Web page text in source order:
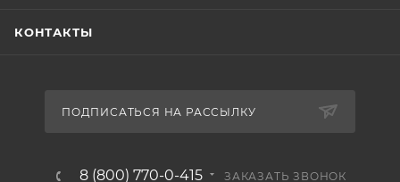
КОНТАКТЫ
ПОДПИСАТЬСЯ НА РАССЫЛКУ
8 (800) 770-0-415 ЗАКАЗАТЬ ЗВОНОК